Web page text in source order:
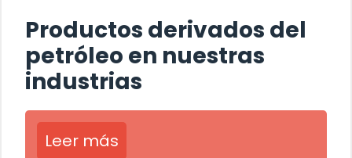
Productos derivados del
petróleo en nuestras
industrias
Leer más